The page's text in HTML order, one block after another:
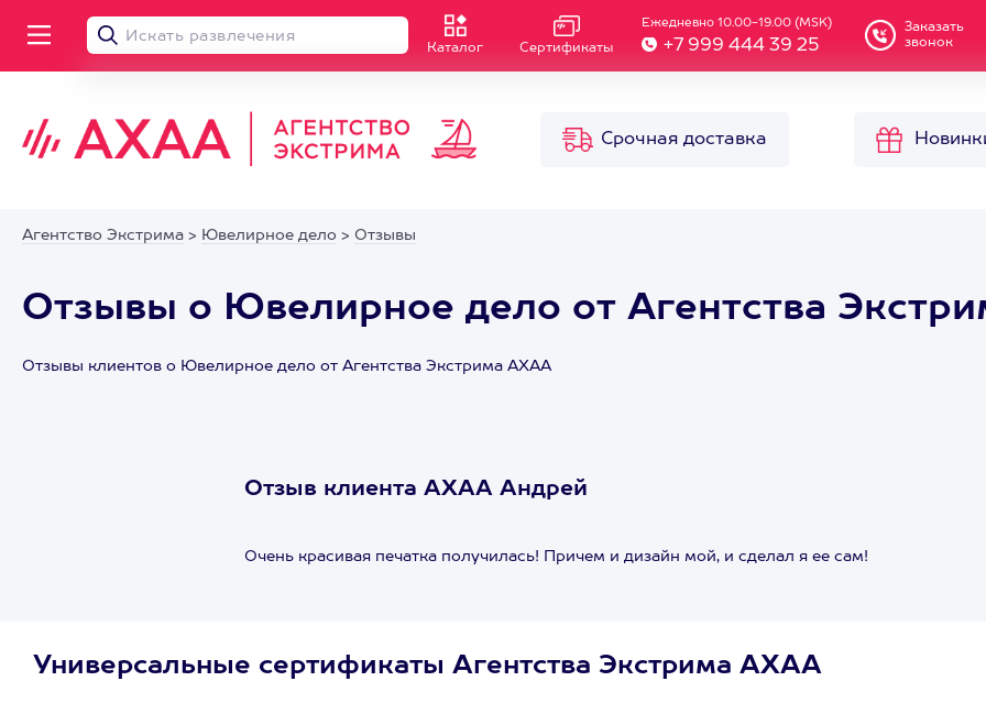
Каталог Сертификаты
Ежедневно 10.00-19.00 (MSK)
+7 999 444 39 25
Заказать
звонок
Срочная доставка
Агентство Экстрима > Ювелирное дело > Отзывы
Отзывы о Ювелирное дело от Агентства
Отзывы клиентов о Ювелирное дело от Агентства Экстрима АХАА
Отзыв клиента АХАА Андрей
Очень красивая печатка получилась! Причем и дизайн мой, и сделал я ее сам!
Универсальные сертификаты Агентства Экстрима АХАА